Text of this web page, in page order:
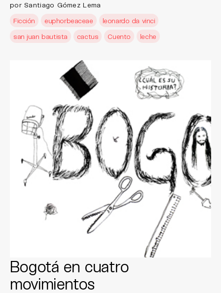
por Santiago Gómez Lema
Ficción
euphorbeaceae
leonardo da vinci
san juan bautista
cactus Cuento leche
Bogotá en cuatro
movimientos